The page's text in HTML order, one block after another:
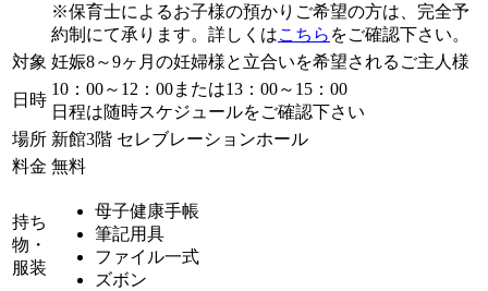
※保育士によるお子様の預かりご希望の方は、完全予
約制にて承ります。詳しくはこちら をご確認下さい。
対象 妊娠8～9ヶ月の妊婦様と立合いを希望されるご主人様
日時
10：00～12：00または13：00～15：00
日程は随時スケジュールをご確認下さい
場所 新館3階 セレブレーションホール
料金 無料
持ち
物・
服装
母子健康手帳
筆記用具
ファイル一式
ズボン